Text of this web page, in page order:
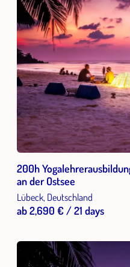
200h
an der Ostsee
Lübeck, Deutschland
ab 2,690 € / 21 days